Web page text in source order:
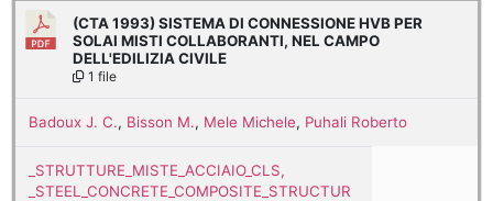
(CTA 1993) SISTEMA DI CONNESSIONE HVB PER
SOLAI MISTI COLLABORANTI, NEL CAMPO
DELL'EDILIZIA CIVILE
1 file
Badoux J. C., Bisson M., Mele Michele, Puhali Roberto
_STRUTTURE_MISTE_ACCIAIO_CLS,
_STEEL_CONCRETE_COMPOSITE_STRUCTUR